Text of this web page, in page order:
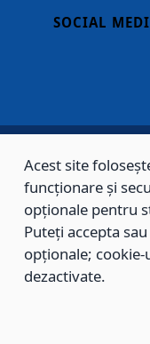
SOCIAL
Copyright © 2002 - 2026 -
rezervate.
Acest site
funcționare și
opționale pentru
Puteți accepta
opționale;
dezactivate.